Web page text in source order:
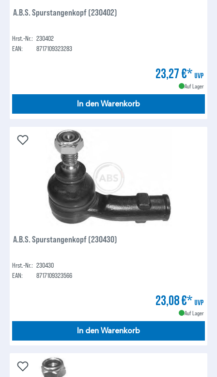
A.B.S. Spurstangenkopf (230402)
Hrst.-Nr.: 230402
EAN:
8717109323283
23,27 €* UVP
Auf Lager
In den Warenkorb
A.B.S. Spurstangenkopf (230430)
Hrst.-Nr.: 230430
EAN:
8717109323566
23,08 €* UVP
Auf Lager
In den Warenkorb